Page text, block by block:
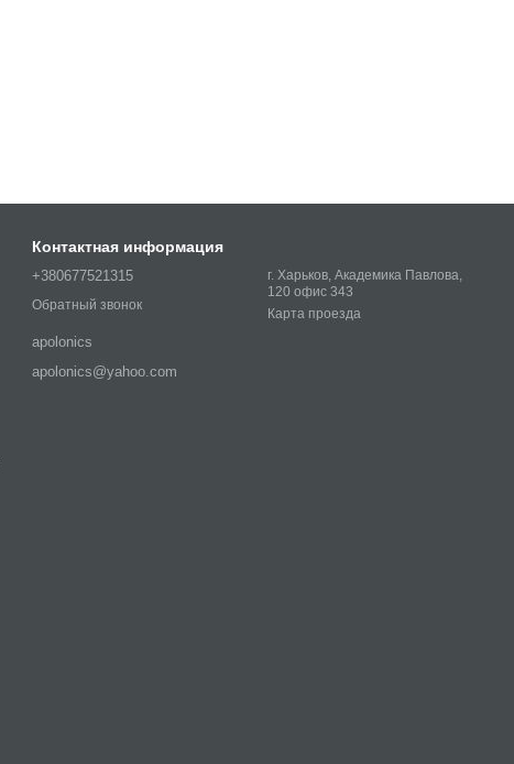
Контактная информация
+380677521315
Обратный звонок
apolonics
apolonics@yahoo.com
г. Харьков, Академика Павлова,
120 офис 343
Карта проезда